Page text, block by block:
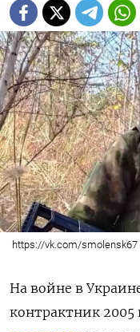
https://vk.com/smolensk67
На войне в
контрактник 2005